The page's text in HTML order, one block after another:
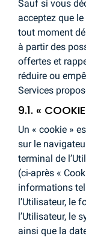
Sauf si vous
acceptez que
tout moment
à partir des
offertes et
réduire ou
Services
9.1. «
Un « cookie »
sur le
terminal de
(ci-après «
informations
l’Utilisateur, le
l’Utilisateur, le
ainsi que la